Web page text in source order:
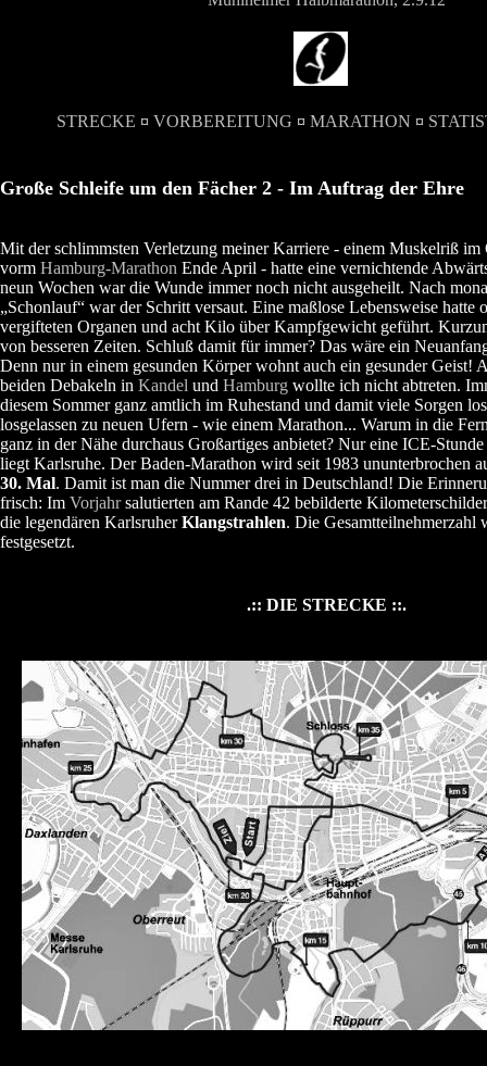
STRECKE ¤ VORBEREITUNG ¤ MARATHON ¤
Große Schleife um den Fächer 2 - Im Auftrag der Ehre
Mit der schlimmsten Verletzung meiner Karriere - einem Muskelriß im
vorm Hamburg-Marathon Ende April - hatte eine vernichtende
neun Wochen war die Wunde immer noch nicht ausgeheilt. Nach
„Schonlauf“ war der Schritt versaut. Eine maßlose Lebensweise hatte
vergifteten Organen und acht Kilo über Kampfgewicht geführt.
von besseren Zeiten. Schluß damit für immer? Das wäre ein
Denn nur in einem gesunden Körper wohnt auch ein gesunder Geist!
beiden Debakeln in Kandel und Hamburg wollte ich nicht abtreten.
diesem Sommer ganz amtlich im Ruhestand und damit viele Sorgen
losgelassen zu neuen Ufern - wie einem Marathon... Warum in die
ganz in der Nähe durchaus Großartiges anbietet? Nur eine ICE-
liegt Karlsruhe. Der Baden-Marathon wird seit 1983 ununterbrochen
30. Mal. Damit ist man die Nummer drei in Deutschland! Die
frisch: Im Vorjahrsalutierten am Rande 42 bebilderte
die legendären KarlsruherKlangstrahlen. Die Gesamtteilnehmerzahl
festgesetzt.
.:: DIE STRECKE ::.